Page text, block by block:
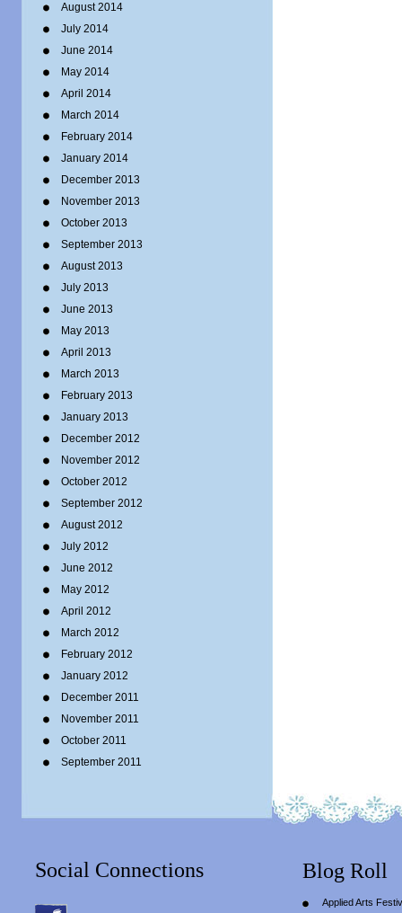
August 2014
July 2014
June 2014
May 2014
April 2014
March 2014
February 2014
January 2014
December 2013
November 2013
October 2013
September 2013
August 2013
July 2013
June 2013
May 2013
April 2013
March 2013
February 2013
January 2013
December 2012
November 2012
October 2012
September 2012
August 2012
July 2012
June 2012
May 2012
April 2012
March 2012
February 2012
January 2012
December 2011
November 2011
October 2011
September 2011
Social Connections Blog Roll
Applied Arts